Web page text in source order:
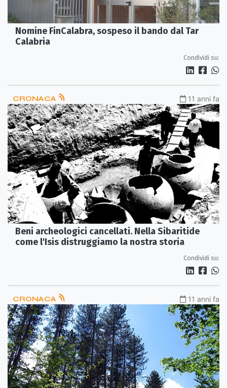
Nomine FinCalabra, sospeso il bando dal Tar
Calabria
Condividi su:
CRONACA 11 anni fa
Beni archeologici cancellati. Nella Sibaritide
come l'Isis distruggiamo la nostra storia
Condividi su:
CRONACA 11 anni fa